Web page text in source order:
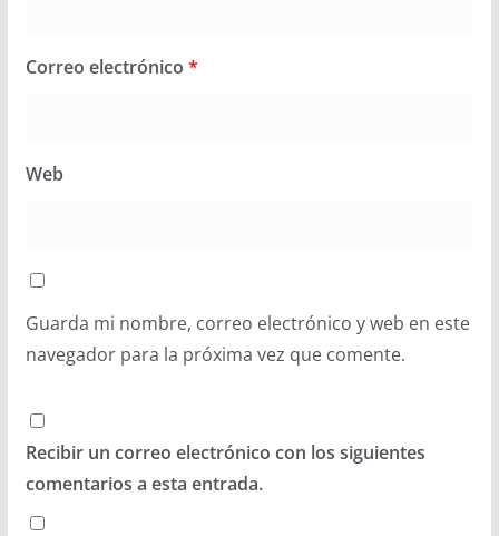
Correo electrónico *
Web
Guarda mi nombre, correo electrónico y web en este
navegador para la próxima vez que comente.
Recibir un correo electrónico con los siguientes
comentarios a esta entrada.